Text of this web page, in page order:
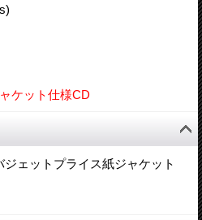
ケット仕様CD
ェットプライス紙ジャケット